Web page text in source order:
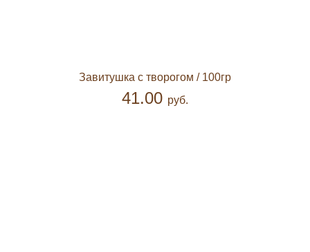
Завитушка с творогом / 100гр
41.00 руб.